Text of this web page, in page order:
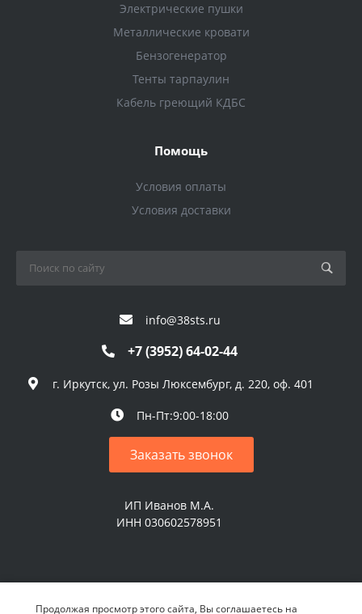
Электрические пушки
Металлические кровати
Бензогенератор
Тенты тарпаулин
Кабель греющий КДБС
Помощь
Условия оплаты
Условия доставки
info@38sts.ru
+7 (3952) 64-02-44
г. Иркутск, ул. Розы Люксембург, д. 220, оф. 401
Пн-Пт:9:00-18:00
Заказать звонок
ИП Иванов М.А.
ИНН 030602578951
© 2026 ИП Иванов М.А. Все права защищены
Продолжая просмотр этого сайта, Вы соглашаетесь на